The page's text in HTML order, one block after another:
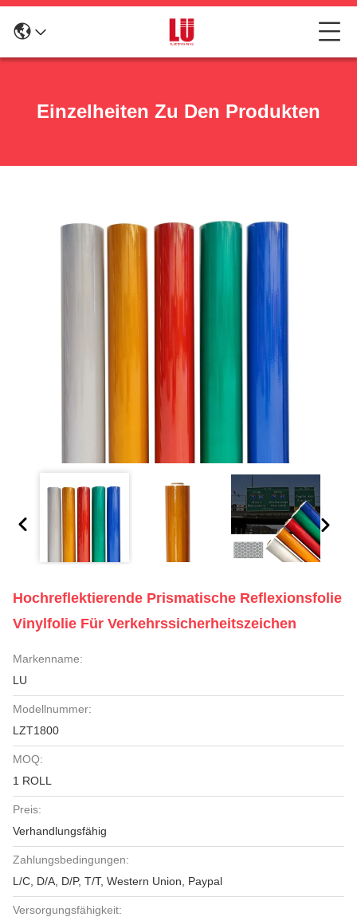
Einzelheiten Zu Den Produkten
Hochreflektierende Prismatische Reflexionsfolie
Vinylfolie Für Verkehrssicherheitszeichen
Markenname:
LU
Modellnummer:
LZT1800
MOQ:
1 ROLL
Preis:
Verhandlungsfähig
Zahlungsbedingungen:
L/C, D/A, D/P, T/T, Western Union, Paypal
Versorgungsfähigkeit: